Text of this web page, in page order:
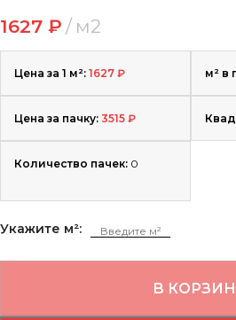
1627 ₽ м2
Цена за 1 м²: 1627 ₽ м² в
Цена за пачку: 3515 ₽
Количество пачек: 0
Укажите м²:
В